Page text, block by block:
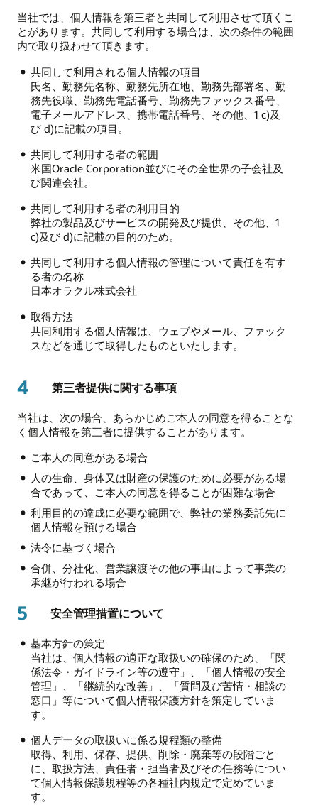
当社では、個人情報を第三者と共同して利用させて頂くこ
とがあります。共同して利用する場合は、次の条件の範囲
内で取り扱わせて頂きます。
共同して利用される個人情報の項目
氏名、勤務先名称、勤務先所在地、勤務先部署名、勤
務先役職、勤務先電話番号、勤務先ファックス番号、
電子メールアドレス、携帯電話番号、その他、1 c)及
び d)に記載の項目。
共同して利用する者の範囲
米国Oracle Corporation並びにその全世界の子会社及
び関連会社。
共同して利用する者の利用目的
弊社の製品及びサービスの開発及び提供、その他、1
c)及び d)に記載の目的のため。
共同して利用する個人情報の管理について責任を有す
る者の名称
日本オラクル株式会社
取得方法
共同利用する個人情報は、ウェブやメール、ファック
スなどを通じて取得したものといたします。
4 第三者提供に関する事項
当社は、次の場合、あらかじめご本人の同意を得ることな
く個人情報を第三者に提供することがあります。
ご本人の同意がある場合
人の生命、身体又は財産の保護のために必要がある場
合であって、ご本人の同意を得ることが困難な場合
利用目的の達成に必要な範囲で、弊社の業務委託先に
個人情報を預ける場合
法令に基づく場合
合併、分社化、営業譲渡その他の事由によって事業の
承継が行われる場合
5 安全管理措置について
基本方針の策定
当社は、個人情報の適正な取扱いの確保のため、「関
係法令・ガイドライン等の遵守」、「個人情報の安全
管理」、「継続的な改善」、「質問及び苦情・相談の
窓口」等について個人情報保護方針を策定していま
す。
個人データの取扱いに係る規程類の整備
取得、利用、保存、提供、削除・廃棄等の段階ごと
に、取扱方法、責任者・担当者及びその任務等につい
て個人情報保護規程等の各種社内規定で定めていま
す。